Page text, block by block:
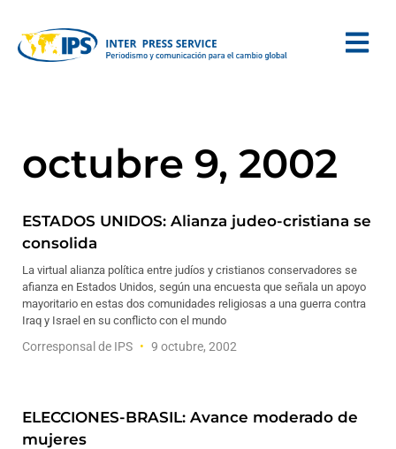
octubre 9, 2002
ESTADOS UNIDOS: Alianza judeo-cristiana se
consolida
La virtual alianza política entre judíos y cristianos conservadores se
afianza en Estados Unidos, según una encuesta que señala un apoyo
mayoritario en estas dos comunidades religiosas a una guerra contra
Iraq y Israel en su conflicto con el mundo
Corresponsal de IPS 9 octubre, 2002
ELECCIONES-BRASIL: Avance moderado de
mujeres